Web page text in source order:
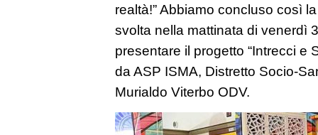
realtà!” Abbiamo concluso così
svolta nella mattinata di venerdì
presentare il progetto “Intrecci e
da ASP ISMA, Distretto Socio-
Murialdo Viterbo ODV.